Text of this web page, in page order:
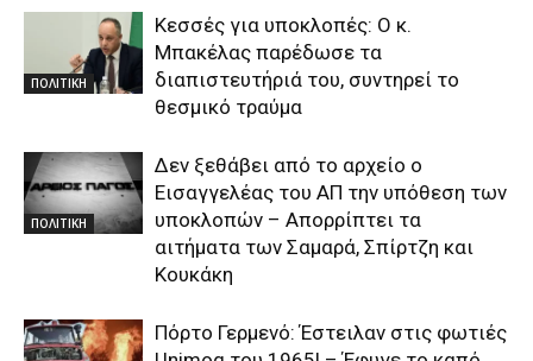
ΠΟΛΙΤΙΚΗ
Κεσσές για υποκλοπές: Ο κ.
Μπακέλας παρέδωσε τα
διαπιστευτήριά του, συντηρεί το
θεσμικό τραύμα
ΠΟΛΙΤΙΚΗ
Δεν ξεθάβει από το αρχείο ο
Εισαγγελέας του ΑΠ την υπόθεση των
υποκλοπών – Απορρίπτει τα
αιτήματα των Σαμαρά, Σπίρτζη και
Κουκάκη
Πόρτο Γερμενό: Έστειλαν στις φωτιές